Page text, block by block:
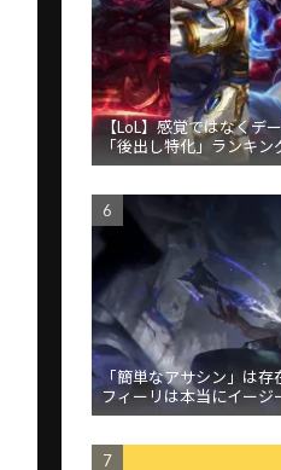
【LoL】感覚ではなくデ
「後出し特化」ランキ
話題
「簡単なアサシン」は存
フィーリは本当にイージ